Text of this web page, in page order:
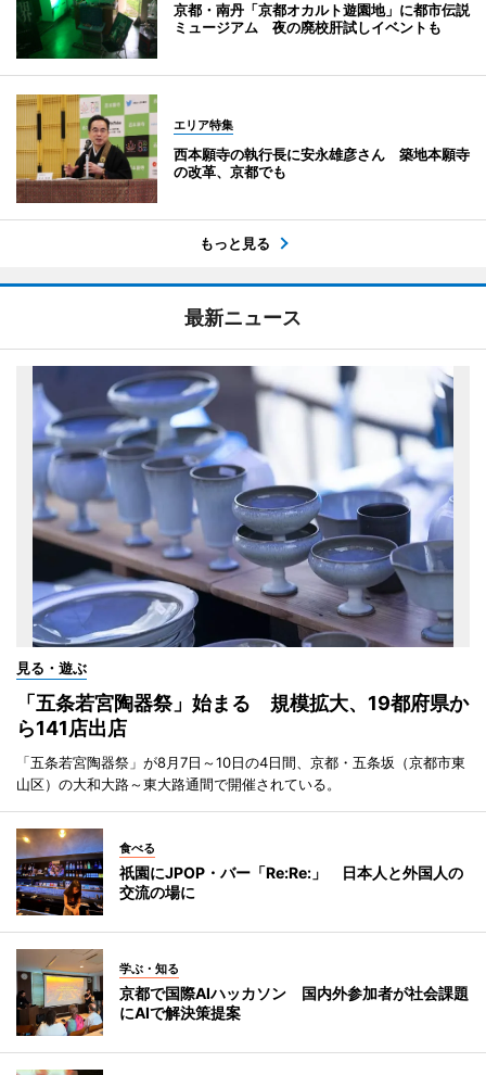
京都・南丹「京都オカルト遊園地」に都市伝説
ミュージアム 夜の廃校肝試しイベントも
エリア特集
西本願寺の執行長に安永雄彦さん 築地本願寺
の改革、京都でも
もっと見る
最新ニュース
見る・遊ぶ
「五条若宮陶器祭」始まる 規模拡大、19都府県か
ら141店出店
「五条若宮陶器祭」が8月7日～10日の4日間、京都・五条坂（京都市東
山区）の大和大路～東大路通間で開催されている。
食べる
祇園にJPOP・バー「Re:Re:」 日本人と外国人の
交流の場に
学ぶ・知る
京都で国際AIハッカソン 国内外参加者が社会課題
にAIで解決策提案